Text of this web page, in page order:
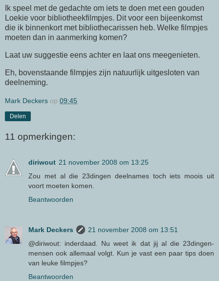
Ik speel met de gedachte om iets te doen met een gouden
Loekie voor bibliotheekfilmpjes. Dit voor een bijeenkomst
die ik binnenkort met bibliothecarissen heb. Welke filmpjes
moeten dan in aanmerking komen?
Laat uw suggestie eens achter en laat ons meegenieten.
Eh, bovenstaande filmpjes zijn natuurlijk uitgesloten van
deelneming.
Mark Deckers op 09:45
Delen
11 opmerkingen:
diriwout 21 november 2008 om 13:25
Zou met al die 23dingen deelnames toch iets moois uit
voort moeten komen.
Beantwoorden
Mark Deckers
21 november 2008 om 13:51
@diriwout: inderdaad. Nu weet ik dat jij al die 23dingen-
mensen ook allemaal volgt. Kun je vast een paar tips doen
van leuke filmpjes?
Beantwoorden